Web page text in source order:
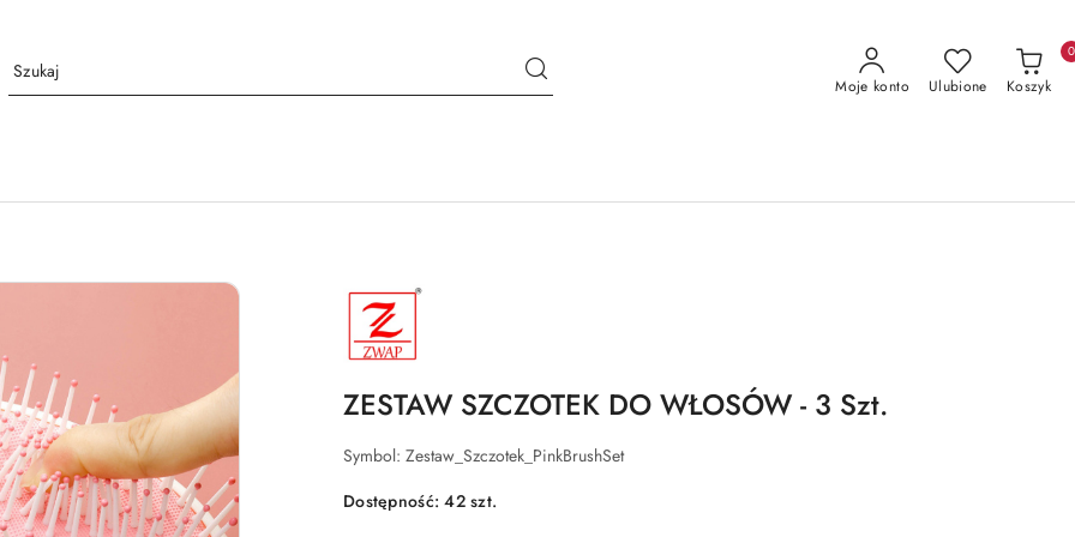
Moje konto Ulubione Koszyk
0
NAZWA
PRODUCENTA:
ZWAP
ZESTAW SZCZOTEK DO WŁOSÓW - 3 Szt.
Symbol: Zestaw_Szczotek_PinkBrushSet
Dostępność:42szt.